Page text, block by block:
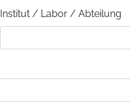
Institut / Labor / Abteilung